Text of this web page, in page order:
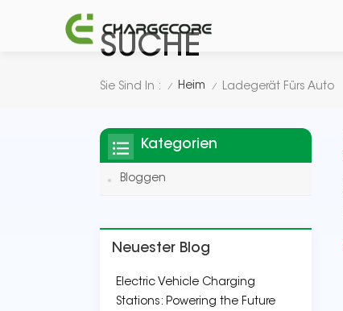
SUCHE
Sie Sind In : / Heim / Ladegerät Fürs Auto
Kategorien
Bloggen
Neuester Blog
Electric Vehicle Charging
Stations: Powering the Future